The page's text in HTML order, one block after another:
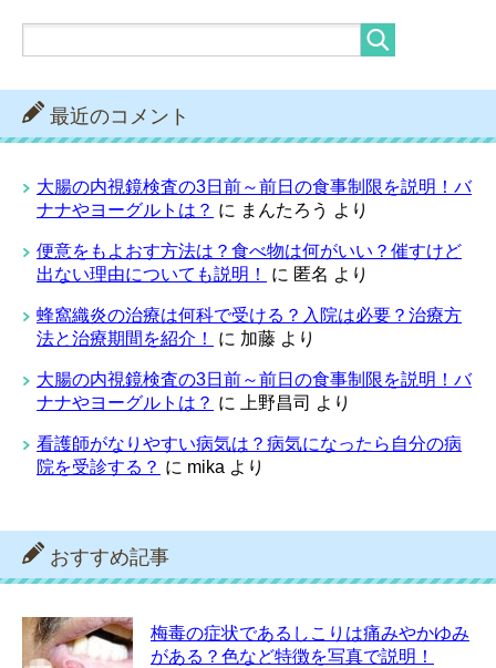
最近のコメント
大腸の内視鏡検査の3日前～前日の食事制限を説明！バ
ナナやヨーグルトは？ に まんたろう より
便意をもよおす方法は？食べ物は何がいい？催すけど
出ない理由についても説明！
に 匿名 より
蜂窩織炎の治療は何科で受ける？入院は必要？治療方
法と治療期間を紹介！
に 加藤 より
大腸の内視鏡検査の3日前～前日の食事制限を説明！バ
ナナやヨーグルトは？ に 上野昌司 より
看護師がなりやすい病気は？病気になったら自分の病
院を受診する？ に mika より
おすすめ記事
梅毒の症状であるしこりは痛みやかゆみ
がある？色など特徴を写真で説明！